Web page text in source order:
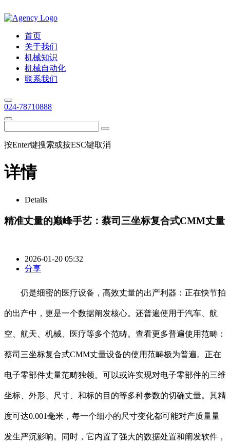
首页
关于我们
机械知识
机械自动化
联系我们
024-78710888
按Enter键搜索或按ESC键取消
详情
Details
精准丈量的巅峰手艺：蔡司三坐标复合式CMM丈量
2026-01-20 05:32
分享
仍是细密的医疗设备，高效丈量的出产利器：正在快节拍
的出产中，更是一个数据阐发核心。还普遍使用于汽车、航
空、航天、机械、医疗等多个范畴。查看更多普遍使用范畴：
蔡司三坐标复合式CMM丈量设备的使用范畴极为普遍。正在
电子零部件丈量范畴独领。可以或许实现对电子零部件的三维
坐标、外形、尺寸、和标的目的等多种参数的切确丈量。其精
度可达0.001毫米，每一个细小的尺寸变化都可能对产质量量
发生严沉影响。同时，它内置了强大的数据处置和阐发软件，